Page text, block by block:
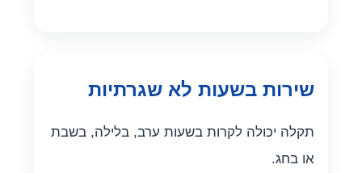
שירות בשעות לא שגרתיות
תקלה יכולה לקרות בשעות ערב, בלילה, בשבת
או בחג.